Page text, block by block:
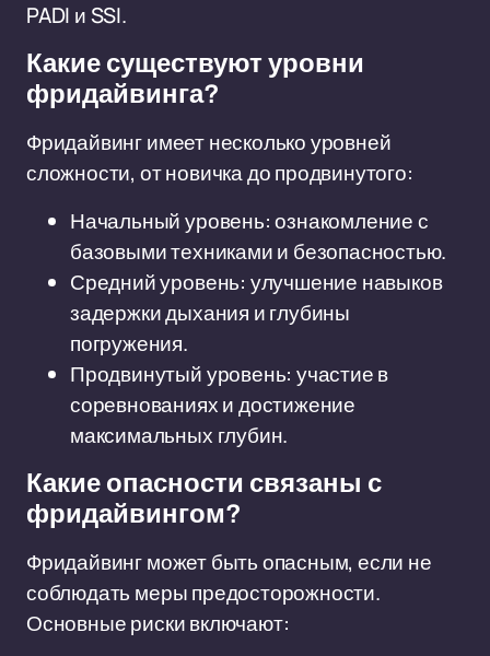
PADI и SSI.
Какие существуют уровни
фридайвинга?
Фридайвинг имеет несколько уровней
сложности, от новичка до продвинутого:
Начальный уровень: ознакомление с
базовыми техниками и безопасностью.
Средний уровень: улучшение навыков
задержки дыхания и глубины
погружения.
Продвинутый уровень: участие в
соревнованиях и достижение
максимальных глубин.
Какие опасности связаны с
фридайвингом?
Фридайвинг может быть опасным, если не
соблюдать меры предосторожности.
Основные риски включают: